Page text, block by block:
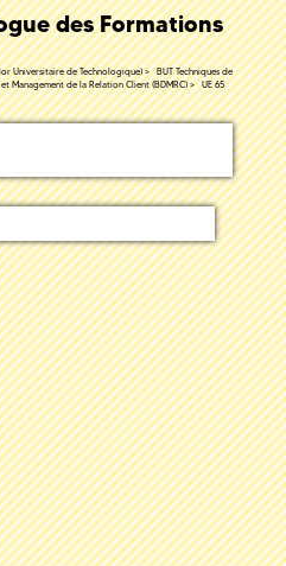
des Formations
Universitaire de Technologique)
BUT Techniques de
Management de la Relation Client (BDMRC) UE 65